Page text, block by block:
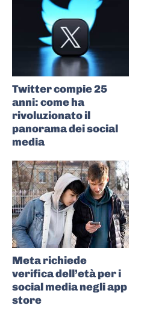
Twitter compie 25
anni: come ha
rivoluzionato il
panorama dei social
media
Meta richiede
verifica dell’età per i
social media negli app
store